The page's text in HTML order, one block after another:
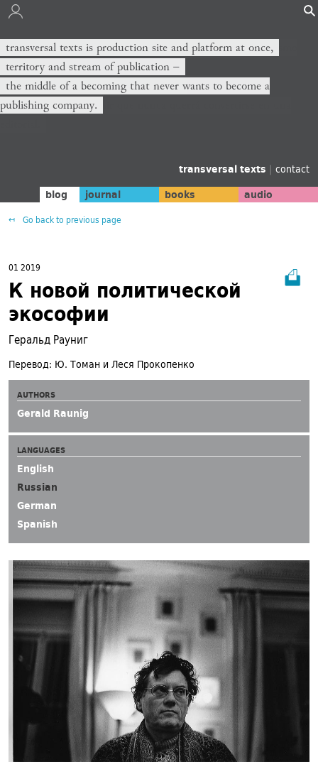
transversal texts is production site and platform at once,
territory and stream of publication −
the middle of a becoming that never wants to become a
publishing company.
transversal texts | contact
blog journal books audio
Go back to previous page
01 2019
К новой политической
экософии
Геральд Рауниг
Перевод: Ю. Томан и Леся Прокопенко
AUTHORS
Gerald Raunig
LANGUAGES
English
Russian
German
Spanish